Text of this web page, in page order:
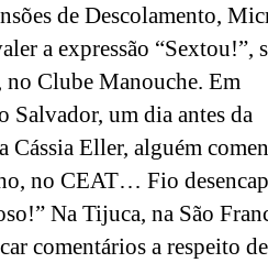
de Descolamento,
a expressão “Sextou!”,
Clube Manouche. Em
Salvador, um dia antes da
Cássia Eller, alguém
no CEAT… Fio
Na Tijuca, na São
comentários a respeito de